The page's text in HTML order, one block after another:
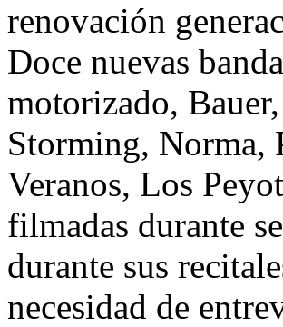
renovación
Doce nuevas
motorizado,
Storming, Norma,
Veranos, Los
filmadas durante
durante sus
necesidad de